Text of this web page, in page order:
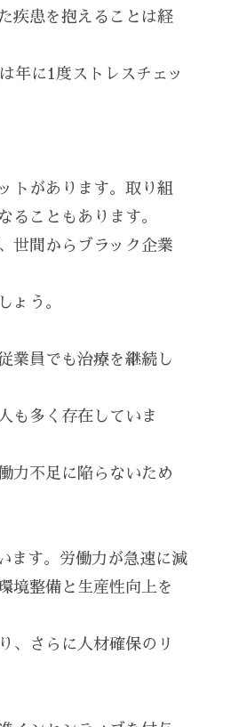
疾患を抱えることは経
年に1度ストレスチェッ
トがあります。取り組
ることもあります。
世間からブラック企業
ょう。
業員でも治療を継続し
も多く存在していま
力不足に陥らないため
ます。労働力が急速に減
境整備と生産性向上を
、さらに人材確保のリ